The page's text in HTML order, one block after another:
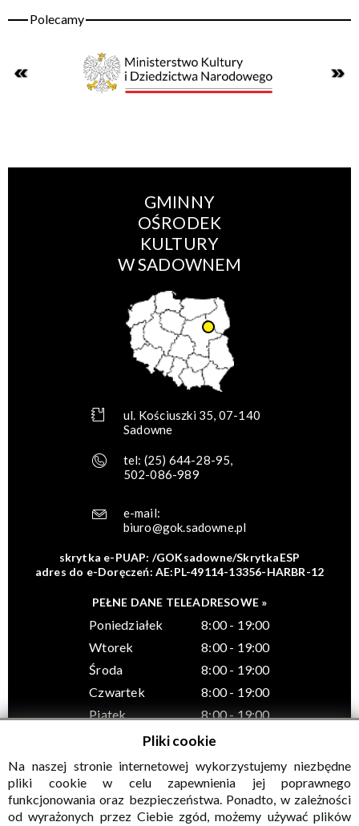
GMINNY
OŚRODEK
KULTURY
W SADOWNEM
ul. Kościuszki 35, 07-140
Sadowne
tel: (25) 644-28-95,
502-086-989
e-mail:
biuro@gok.sadowne.pl
skrytka e-PUAP: /GOKsadowne/SkrytkaESP
adres do e-Doręczeń: AE:PL-49114-13356-HARBR-12
PEŁNE DANE TELEADRESOWE »
Poniedziałek
8:00 - 19:00
Wtorek
8:00 - 19:00
Środa
8:00 - 19:00
Czwartek
8:00 - 19:00
Piątek
8:00 - 19:00
© Wszelkie prawa zastrzeżone, Gminny Ośrodek Kultury w
Sadownem
Pliki cookie
Na naszej stronie internetowej wykorzystujemy niezbędne
pliki cookie w celu zapewnienia jej poprawnego
funkcjonowania oraz bezpieczeństwa. Ponadto, w zależności
od wyrażonych przez Ciebie zgód, możemy używać plików